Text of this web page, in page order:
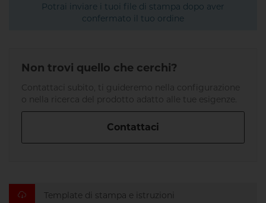
Potrai inviare i tuoi file di stampa dopo aver
confermato il tuo ordine
Non trovi quello che cerchi?
Contattaci subito, ti guideremo nella configurazione
o nella ricerca del prodotto adatto alle tue esigenze.
Contattaci
Template di stampa e istruzioni